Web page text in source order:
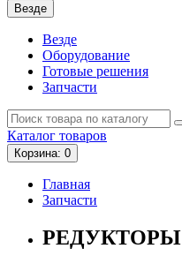
Везде
Везде
Оборудование
Готовые решения
Запчасти
Каталог товаров
Корзина: 0
Главная
Запчасти
РЕДУКТОРЫ